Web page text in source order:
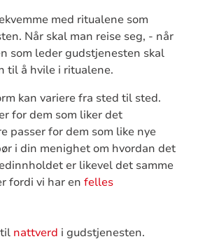
med ritualene som
Når skal man reise seg, - når
som leder gudstjenesten skal
til å hvile i ritualene.
kan variere fra sted til sted.
for dem som liker det
passer for dem som like nye
i din menighet om hvordan det
er likevel det samme
fordi vi har en felles
nattverd i gudstjenesten.